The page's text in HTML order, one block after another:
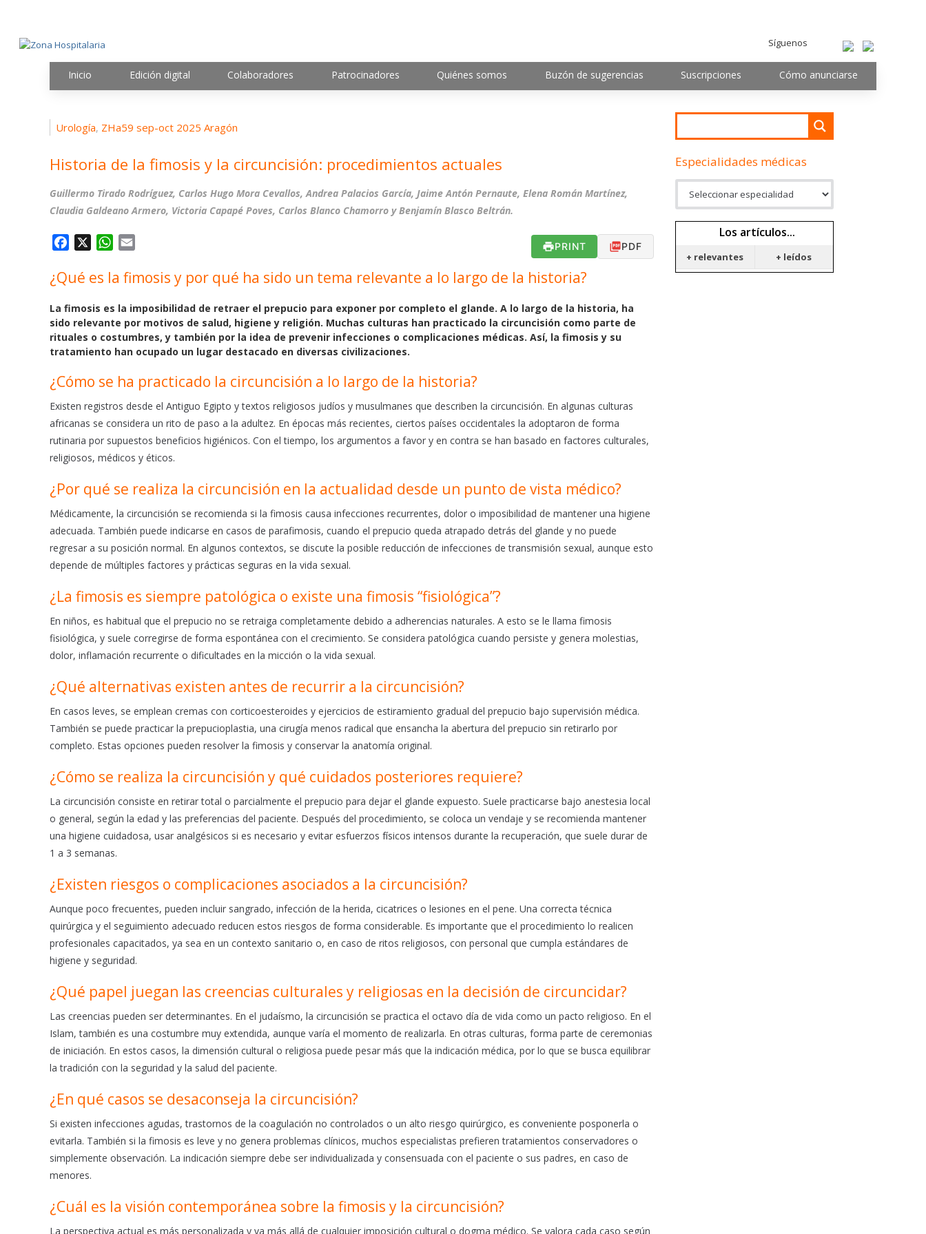
Síguenos
Inicio Edición digital Colaboradores Patrocinadores Quiénes somos Buzón de sugerencias Suscripciones Cómo anunciarse
Urología, ZHa59 sep-oct 2025 Aragón
Historia de la fimosis y la circuncisión: procedimientos actuales
Guillermo Tirado Rodríguez, Carlos Hugo Mora Cevallos, Andrea Palacios García, Jaime Antón Pernaute, Elena Román Martínez,
Claudia Galdeano Armero, Victoria Capapé Poves, Carlos Blanco Chamorro y Benjamín Blasco Beltrán.
c
b
o
o
k
W
a
s
A
p
p
a
l
PRINT PDF
¿Qué es la fimosis y por qué ha sido un tema relevante a lo largo de la historia?
La fimosis es la imposibilidad de retraer el prepucio para exponer por completo el glande. A lo largo de la historia, ha
sido relevante por motivos de salud, higiene y religión. Muchas culturas han practicado la circuncisión como parte de
rituales o costumbres, y también por la idea de prevenir infecciones o complicaciones médicas. Así, la fimosis y su
tratamiento han ocupado un lugar destacado en diversas civilizaciones.
¿Cómo se ha practicado la circuncisión a lo largo de la historia?
Existen registros desde el Antiguo Egipto y textos religiosos judíos y musulmanes que describen la circuncisión. En algunas culturas
africanas se considera un rito de paso a la adultez. En épocas más recientes, ciertos países occidentales la adoptaron de forma
rutinaria por supuestos beneficios higiénicos. Con el tiempo, los argumentos a favor y en contra se han basado en factores culturales,
religiosos, médicos y éticos.
¿Por qué se realiza la circuncisión en la actualidad desde un punto de vista médico?
Médicamente, la circuncisión se recomienda si la fimosis causa infecciones recurrentes, dolor o imposibilidad de mantener una higiene
adecuada. También puede indicarse en casos de parafimosis, cuando el prepucio queda atrapado detrás del glande y no puede
regresar a su posición normal. En algunos contextos, se discute la posible reducción de infecciones de transmisión sexual, aunque esto
depende de múltiples factores y prácticas seguras en la vida sexual.
¿La fimosis es siempre patológica o existe una fimosis “fisiológica”?
En niños, es habitual que el prepucio no se retraiga completamente debido a adherencias naturales. A esto se le llama fimosis
fisiológica, y suele corregirse de forma espontánea con el crecimiento. Se considera patológica cuando persiste y genera molestias,
dolor, inflamación recurrente o dificultades en la micción o la vida sexual.
¿Qué alternativas existen antes de recurrir a la circuncisión?
En casos leves, se emplean cremas con corticoesteroides y ejercicios de estiramiento gradual del prepucio bajo supervisión médica.
También se puede practicar la prepucioplastia, una cirugía menos radical que ensancha la abertura del prepucio sin retirarlo por
completo. Estas opciones pueden resolver la fimosis y conservar la anatomía original.
¿Cómo se realiza la circuncisión y qué cuidados posteriores requiere?
La circuncisión consiste en retirar total o parcialmente el prepucio para dejar el glande expuesto. Suele practicarse bajo anestesia local
o general, según la edad y las preferencias del paciente. Después del procedimiento, se coloca un vendaje y se recomienda mantener
una higiene cuidadosa, usar analgésicos si es necesario y evitar esfuerzos físicos intensos durante la recuperación, que suele durar de
1 a 3 semanas.
¿Existen riesgos o complicaciones asociados a la circuncisión?
Aunque poco frecuentes, pueden incluir sangrado, infección de la herida, cicatrices o lesiones en el pene. Una correcta técnica
quirúrgica y el seguimiento adecuado reducen estos riesgos de forma considerable. Es importante que el procedimiento lo realicen
profesionales capacitados, ya sea en un contexto sanitario o, en caso de ritos religiosos, con personal que cumpla estándares de
higiene y seguridad.
¿Qué papel juegan las creencias culturales y religiosas en la decisión de circuncidar?
Las creencias pueden ser determinantes. En el judaísmo, la circuncisión se practica el octavo día de vida como un pacto religioso. En el
Islam, también es una costumbre muy extendida, aunque varía el momento de realizarla. En otras culturas, forma parte de ceremonias
de iniciación. En estos casos, la dimensión cultural o religiosa puede pesar más que la indicación médica, por lo que se busca equilibrar
la tradición con la seguridad y la salud del paciente.
¿En qué casos se desaconseja la circuncisión?
Si existen infecciones agudas, trastornos de la coagulación no controlados o un alto riesgo quirúrgico, es conveniente posponerla o
evitarla. También si la fimosis es leve y no genera problemas clínicos, muchos especialistas prefieren tratamientos conservadores o
simplemente observación. La indicación siempre debe ser individualizada y consensuada con el paciente o sus padres, en caso de
menores.
¿Cuál es la visión contemporánea sobre la fimosis y la circuncisión?
La perspectiva actual es más personalizada y va más allá de cualquier imposición cultural o dogma médico. Se valora cada caso según
Especialidades médicas
Los artículos...
+ relevantes + leídos